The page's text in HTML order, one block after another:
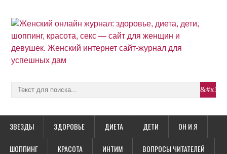
ЗВЕЗДЫ ЗДОРОВЬЕ ДИЕТА ДЕТИ ОН И Я
ШОППИНГ КРАСОТА ИНТИМ ВОПРОСЫ ЧИТАТЕЛЕЙ